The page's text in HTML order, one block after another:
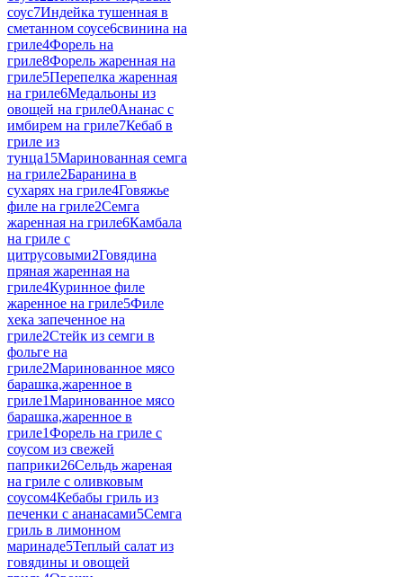
соус7Индейка тушенная в
сметанном соусе6свинина на
гриле4Форель на
гриле8Форель жаренная на
гриле5Перепелка жаренная
на гриле6Медальоны из
овощей на гриле0Ананас с
имбирем на гриле7Кебаб в
гриле из
тунца15Маринованная семга
на гриле2Баранина в
сухарях на гриле4Говяжье
филе на гриле2Семга
жаренная на гриле6Камбала
на гриле с
цитрусовыми2Говядина
пряная жаренная на
гриле4Куринное филе
жаренное на гриле5Филе
хека запеченное на
гриле2Стейк из семги в
фольге на
гриле2Маринованное мясо
барашка,жаренное в
гриле1Маринованное мясо
барашка,жаренное в
гриле1Форель на гриле с
соусом из свежей
паприки26Сельдь жареная
на гриле с оливковым
соусом4Кебабы гриль из
печенки с ананасами5Семга
гриль в лимонном
маринаде5Теплый салат из
говядины и овощей